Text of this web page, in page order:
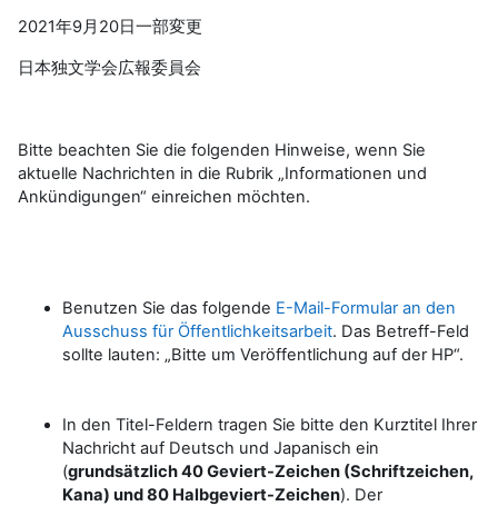
2021年9月20日一部変更
日本独文学会広報委員会
Bitte beachten Sie die folgenden Hinweise, wenn Sie
aktuelle Nachrichten in die Rubrik „Informationen und
Ankündigungen“ einreichen möchten.
Benutzen Sie das folgende E-Mail-Formular an den
Ausschuss für Öffentlichkeitsarbeit. Das Betreff-Feld
sollte lauten: „Bitte um Veröffentlichung auf der HP“.
In den Titel-Feldern tragen Sie bitte den Kurztitel Ihrer
Nachricht auf Deutsch und Japanisch ein
(grundsätzlich 40 Geviert-Zeichen (Schriftzeichen,
Kana) und 80 Halbgeviert-Zeichen). Der